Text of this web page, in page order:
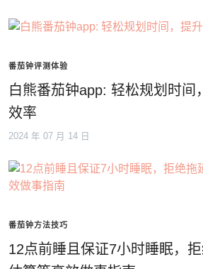
番茄钟评测体验
白熊番茄钟app: 轻松规划时间
效率
2024 年 07 月 14 日
番茄钟方法技巧
12点前睡且保证7小时睡眠，